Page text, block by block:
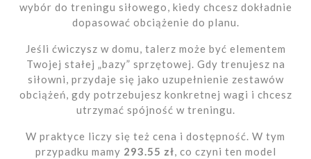
wybór do treningu siłowego, kiedy chcesz dokładnie
dopasować obciążenie do planu.
Jeśli ćwiczysz w domu, talerz może być elementem
Twojej stałej „bazy” sprzętowej. Gdy trenujesz na
siłowni, przydaje się jako uzupełnienie zestawów
obciążeń, gdy potrzebujesz konkretnej wagi i chcesz
utrzymać spójność w treningu.
W praktyce liczy się też cena i dostępność. W tym
przypadku mamy 293.55 zł, co czyni ten model